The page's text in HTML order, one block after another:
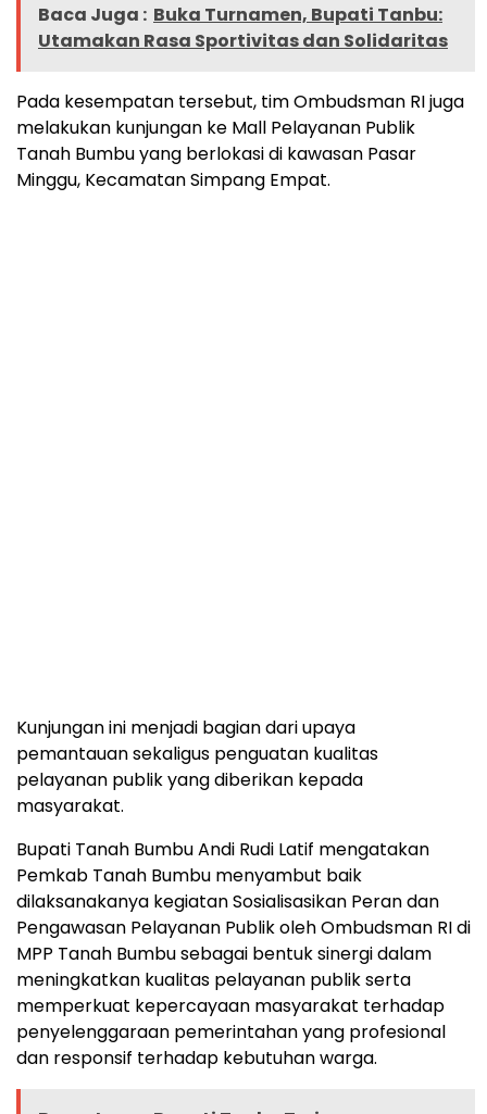
Baca Juga : Buka Turnamen, Bupati Tanbu:
Utamakan Rasa Sportivitas dan Solidaritas
Pada kesempatan tersebut, tim Ombudsman RI juga
melakukan kunjungan ke Mall Pelayanan Publik
Tanah Bumbu yang berlokasi di kawasan Pasar
Minggu, Kecamatan Simpang Empat.
Kunjungan ini menjadi bagian dari upaya
pemantauan sekaligus penguatan kualitas
pelayanan publik yang diberikan kepada
masyarakat.
Bupati Tanah Bumbu Andi Rudi Latif mengatakan
Pemkab Tanah Bumbu menyambut baik
dilaksanakanya kegiatan Sosialisasikan Peran dan
Pengawasan Pelayanan Publik oleh Ombudsman RI di
MPP Tanah Bumbu sebagai bentuk sinergi dalam
meningkatkan kualitas pelayanan publik serta
memperkuat kepercayaan masyarakat terhadap
penyelenggaraan pemerintahan yang profesional
dan responsif terhadap kebutuhan warga.